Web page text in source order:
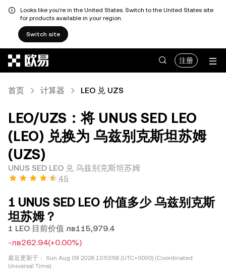
Looks like you're in the United States. Switch to the United States site
for products available in your region.
Switch site
注册
首页 计算器 LEO 兑 UZS
LEO/UZS：将 UNUS SED LEO
(LEO) 兑换为 乌兹别克斯坦苏姆
(UZS)
UNUS SED LEO 兑 乌兹别克斯坦苏姆
4.5
1 UNUS SED LEO 价值多少 乌兹别克斯
坦苏姆？
1 LEO 目前价值 лв115,979.4
-лв262.94(+0.00%)
最近更新于：
Sun Aug 09 2026 10:53:56 (UTC+0000) (Coordinated
Universal Time)